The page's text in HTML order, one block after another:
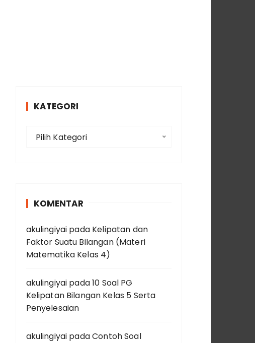
KATEGORI
r
Pilih Kategori
KOMENTAR
akulingiyai pada Kelipatan dan
Faktor Suatu Bilangan (Materi
Matematika Kelas 4)
akulingiyai pada10 Soal PG
Kelipatan Bilangan Kelas 5 Serta
Penyelesaian
akulingiyai padaContoh Soal